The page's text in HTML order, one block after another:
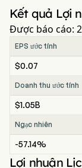
Kết quả Lợi
Được báo cáo:
EPS ước tính
$0.07
Doanh thu ước tính
$1.05B
Ngạc nhiên
-57.14%
Lợi nhuận